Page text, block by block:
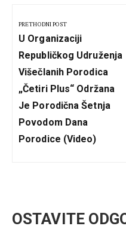
članka
PRETHODNI POST
Previous
Post:
U Organizaciji
Republičkog Udruženja
Višečlanih Porodica
„Četiri Plus“ Održana
Je Porodična Šetnja
Povodom Dana
Porodice (Video)
OSTAVITE